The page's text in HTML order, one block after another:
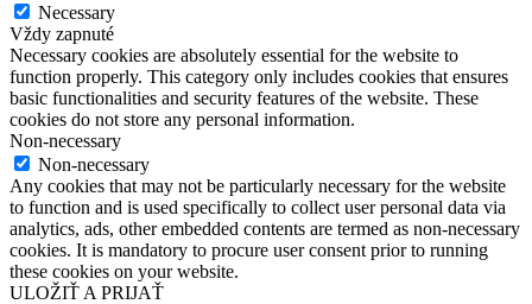
Necessary
Vždy zapnuté
Necessary cookies are absolutely essential for the website to
function properly. This category only includes cookies that ensures
basic functionalities and security features of the website. These
cookies do not store any personal information.
Non-necessary
Non-necessary
Any cookies that may not be particularly necessary for the website
to function and is used specifically to collect user personal data via
analytics, ads, other embedded contents are termed as non-necessary
cookies. It is mandatory to procure user consent prior to running
these cookies on your website.
ULOŽIŤ A PRIJAŤ